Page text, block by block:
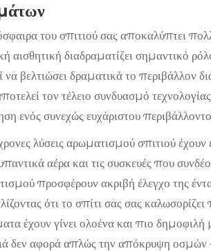
του σπιτιού σας αποκαλύπτει
αισθητική διαδραματίζει σημαντικό
να βελτιώσει δραματικά το περιβάλλον
τον τέλειο συνδυασμό
ενός συνεχώς ευχάριστου
λύσεις αρωματισμού σπιτιού
αέρα και τις συσκευές που
προσφέρουν ακριβή έλεγχο της
ότι το σπίτι σας σας
έχουν γίνει ολοένα και πιο
δεν αφορά απλώς την απόκρυψη οσμών –